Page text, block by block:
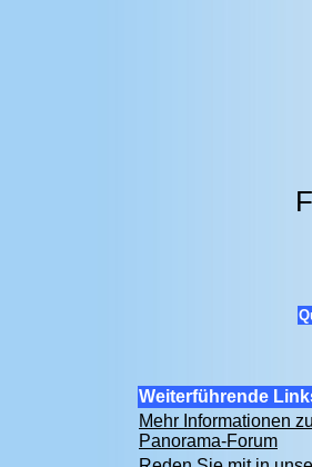
Weiterführende
Mehr Informationen
Panorama-Forum